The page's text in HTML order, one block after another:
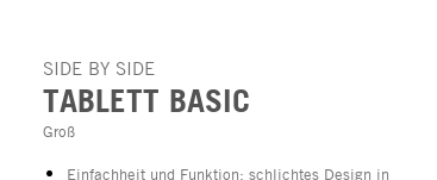
SIDE BY SIDE
TABLETT BASIC
Groß
Einfachheit und Funktion: schlichtes Design in